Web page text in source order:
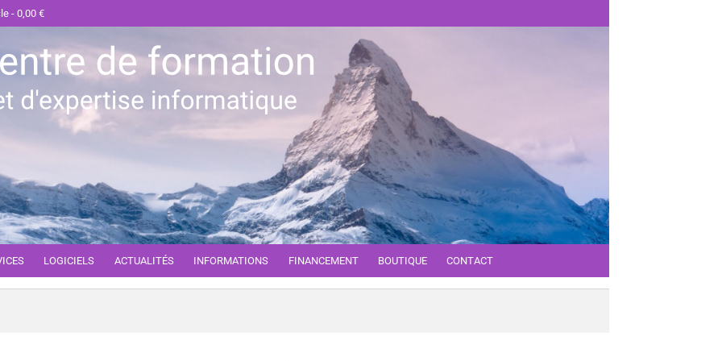
0,00 €
LOGICIELS ACTUALITÉS INFORMATIONS FINANCEMENT BOUTIQUE CONTACT